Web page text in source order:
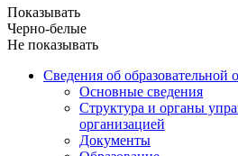
Показывать
Черно-белые
Не показывать
Сведения об образовательной
Основные сведения
Структура и органы
организацией
Документы